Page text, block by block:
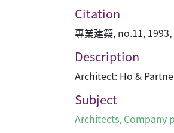
Citation
專業建築, no.11,
Description
Architect: Ho &
Subject
Architects, Company